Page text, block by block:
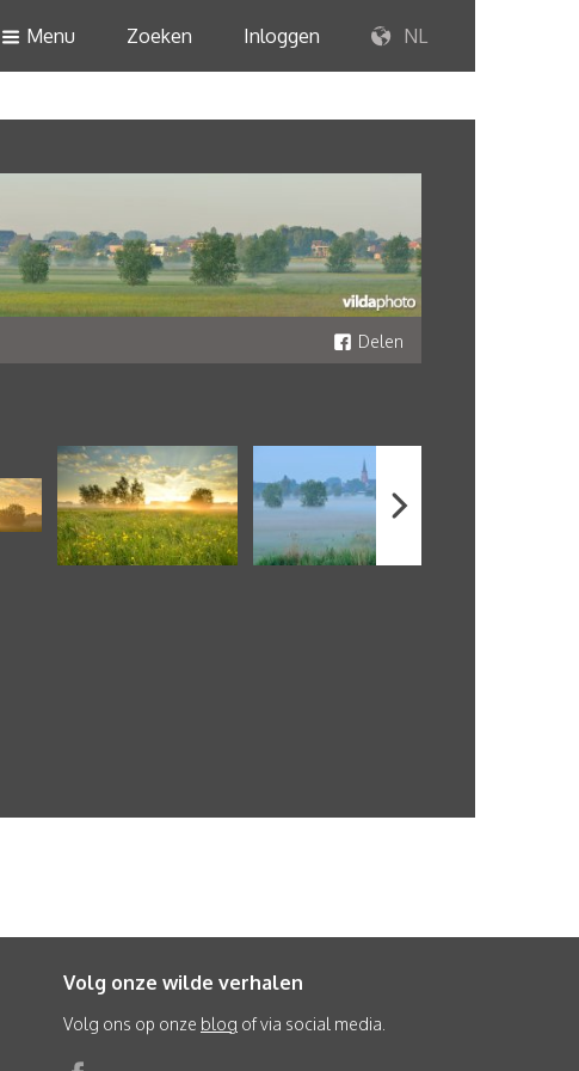
Menu Zoeken Inloggen NL
Delen
Volg onze wilde verhalen
Volg ons op onze blog of via social media.